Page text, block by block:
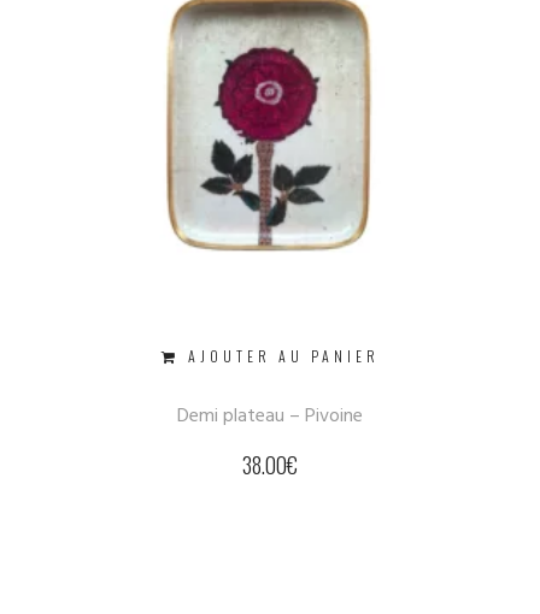
AJOUTER AU PANIER
Demi plateau – Pivoine
38.00€